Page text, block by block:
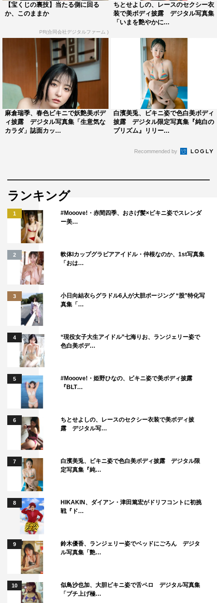
【宝くじの裏技】当たる側に回る
か、このままか
PR(合同会社デジタルファーム )
ちとせよしの、レースのセクシー衣
装で美ボディ披露 デジタル写真集
「いまを艶やかに...
麻倉瑞季、春色ビキニで妖艶美ボデ
ィ披露 デジタル写真集「生意気な
カラダ」誌面カッ...
白濱美兎、ビキニ姿で色白美ボディ
披露 デジタル限定写真集『純白の
プリズム』リリー...
Recommended by
ランキング
1
#Mooove!・赤間四季、おさげ髪×ビキニ姿でスレンダ
ー美…
2
軟体Iカップグラビアアイドル・仲根なのか、1st写真集
「おは…
3
小日向結衣らグラドル6人が大胆ポージング “股”特化写
真集「…
4
“現役女子大生アイドル”七海りお、ランジェリー姿で
色白美ボデ…
5
#Mooove!・姫野ひなの、ビキニ姿で美ボディ披露
『BLT…
6
ちとせよしの、レースのセクシー衣装で美ボディ披
露 デジタル写…
7
白濱美兎、ビキニ姿で色白美ボディ披露 デジタル限
定写真集『純…
8
HIKAKIN、ダイアン・津田篤宏がドリフコントに初挑
戦『ド…
9
鈴木優香、ランジェリー姿でベッドにごろん デジタ
ル写真集「艶…
10
似鳥沙也加、大胆ビキニ姿で舌ペロ デジタル写真集
「ブチ上げ極…